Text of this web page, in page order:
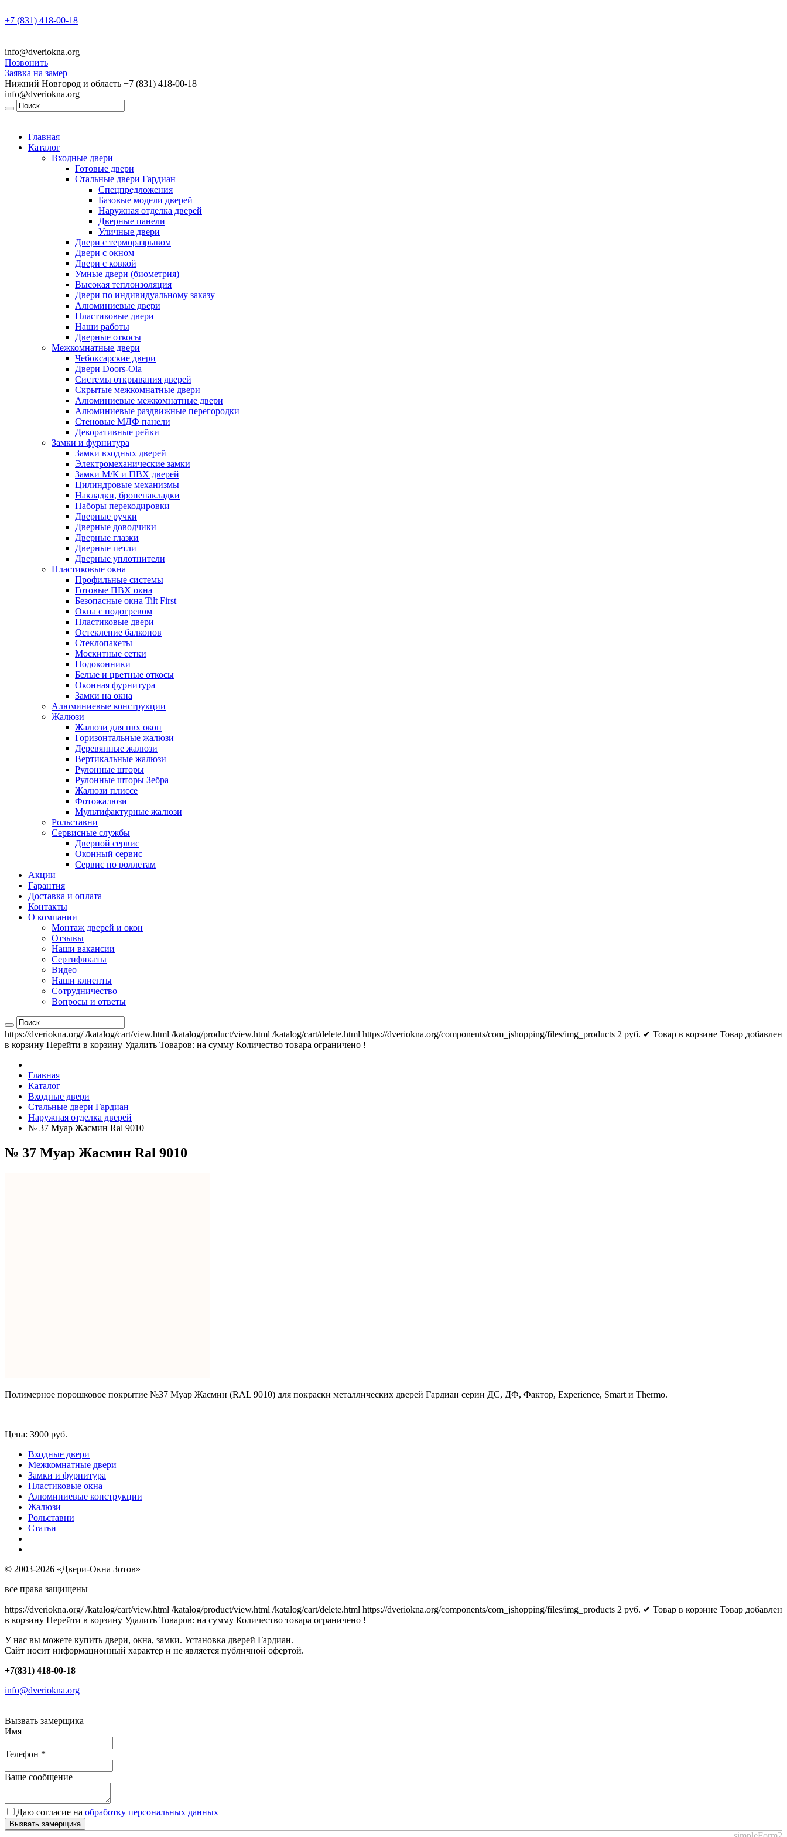
+7 (831) 418-00-18
info@dveriokna.org
Позвонить
Заявка на замер
Нижний Новгород и область +7 (831) 418-00-18
info@dveriokna.org
Главная
Каталог
Входные двери
Готовые двери
Стальные двери Гардиан
Спецпредложения
Базовые модели дверей
Наружная отделка дверей
Дверные панели
Уличные двери
Двери с терморазрывом
Двери с окном
Двери с ковкой
Умные двери (биометрия)
Высокая теплоизоляция
Двери по индивидуальному заказу
Алюминиевые двери
Пластиковые двери
Наши работы
Дверные откосы
Межкомнатные двери
Чебоксарские двери
Двери Doors-Ola
Системы открывания дверей
Скрытые межкомнатные двери
Алюминиевые межкомнатные двери
Алюминиевые раздвижные перегородки
Стеновые МДФ панели
Декоративные рейки
Замки и фурнитура
Замки входных дверей
Электромеханические замки
Замки М/К и ПВХ дверей
Цилиндровые механизмы
Накладки, броненакладки
Наборы перекодировки
Дверные ручки
Дверные доводчики
Дверные глазки
Дверные петли
Дверные уплотнители
Пластиковые окна
Профильные системы
Готовые ПВХ окна
Безопасные окна Tilt First
Окна с подогревом
Пластиковые двери
Остекление балконов
Стеклопакеты
Москитные сетки
Подоконники
Белые и цветные откосы
Оконная фурнитура
Замки на окна
Алюминиевые конструкции
Жалюзи
Жалюзи для пвх окон
Горизонтальные жалюзи
Деревянные жалюзи
Вертикальные жалюзи
Рулонные шторы
Рулонные шторы Зебра
Жалюзи плиссе
Фотожалюзи
Мультифактурные жалюзи
Рольставни
Сервисные службы
Дверной сервис
Оконный сервис
Сервис по роллетам
Акции
Гарантия
Доставка и оплата
Контакты
О компании
Монтаж дверей и окон
Отзывы
Наши вакансии
Сертификаты
Видео
Наши клиенты
Сотрудничество
Вопросы и ответы
https://dveriokna.org/ /katalog/cart/view.html /katalog/product/view.html /katalog/cart/delete.html https://dveriokna.org/components/com_jshopping/files/img_products 2 руб. ✔ Товар в корзине Товар добавлен
в корзину Перейти в корзину Удалить Товаров: на сумму Количество товара ограничено !
Главная
Каталог
Входные двери
Стальные двери Гардиан
Наружная отделка дверей
№ 37 Муар Жасмин Ral 9010
№ 37 Муар Жасмин Ral 9010
Полимерное порошковое покрытие №37 Муар Жасмин (RAL 9010) для покраски металлических дверей Гардиан серии ДС, ДФ, Фактор, Experience, Smart и Thermo.
Цена: 3900 руб.
Входные двери
Межкомнатные двери
Замки и фурнитура
Пластиковые окна
Алюминиевые конструкции
Жалюзи
Рольставни
Статьи
© 2003-2026 «Двери-Окна Зотов»
все права защищены
https://dveriokna.org/ /katalog/cart/view.html /katalog/product/view.html /katalog/cart/delete.html https://dveriokna.org/components/com_jshopping/files/img_products 2 руб. ✔ Товар в корзине Товар добавлен
в корзину Перейти в корзину Удалить Товаров: на сумму Количество товара ограничено !
У нас вы можете купить двери, окна, замки. Установка дверей Гардиан.
Сайт носит информационный характер и не является публичной офертой.
+7(831) 418-00-18
info@dveriokna.org
Вызвать замерщика
Имя
Телефон *
Ваше сообщение
Даю согласие на обработку персональных данных
Вызвать замерщика